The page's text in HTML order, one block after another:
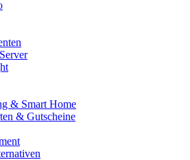
& Smart Home
& Gutscheine